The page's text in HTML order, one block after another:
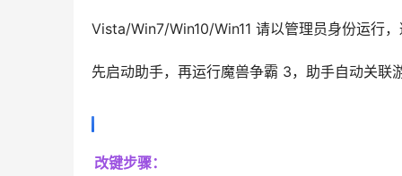
Vista/Win7/Win10/Win11 请以管理员身份运行，
先启动助手，再运行魔兽争霸 3，助手自动关联游
改键步骤：